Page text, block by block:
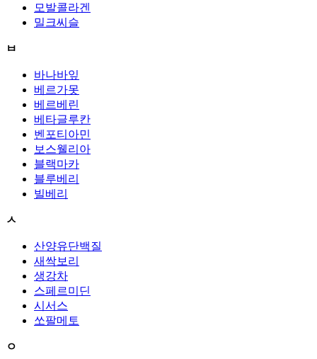
모발콜라겐
밀크씨슬
ㅂ
바나바잎
베르가못
베르베린
베타글루칸
벤포티아민
보스웰리아
블랙마카
블루베리
빌베리
ㅅ
산양유단백질
새싹보리
생강차
스페르미딘
시서스
쏘팔메토
ㅇ